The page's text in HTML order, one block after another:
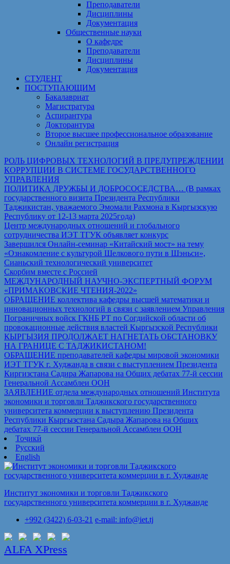
Преподаватели
Дисциплины
Документация
Общественные науки
О кафедре
Преподаватели
Дисциплины
Документация
СТУДЕНТ
ПОСТУПАЮЩИМ
Бакалавриат
Магистратура
Аспирантура
Докторантура
Второе высшее профессиональное образование
Онлайн регистрация
РОЛЬ ЦИФРОВЫХ ТЕХНОЛОГИЙ В ПРЕДУПРЕЖДЕНИИ
КОРРУПЦИИ В СИСТЕМЕ ГОСУДАРСТВЕННОГО
УПРАВЛЕНИЯ
ПОЛИТИКА ДРУЖБЫ И ДОБРОСОСЕДСТВА… (В рамках
государственного визита Президента Республики
Таджикистан, уважаемого Эмомали Рахмона в Кыргызскую
Республику от 12-13 марта 2025года)
Центр международных отношений и глобального
сотрудничества ИЭТ ТГУК объявляет конкурс
Завершился Онлайн-семинар «Китайский мост» на тему
«Ознакомление с культурой Шелкового пути в Шэньси»,
Сианьский технологический университет
Скорбим вместе с Россией
МЕЖДУНАРОДНЫЙ НАУЧНО-ЭКСПЕРТНЫЙ ФОРУМ
«ПРИМАКОВСКИЕ ЧТЕНИЯ-2022»
ОБРАЩЕНИЕ коллектива кафедры высшей математики и
инновационных технологий в связи с заявлением Управления
Пограничных войск ГКНБ РТ по Согдийской области об
провокационные действия властей Кыргызской Республики
КЫРГЫЗИЯ ПРОДОЛЖАЕТ НАГНЕТАТЬ ОБСТАНОВКУ
НА ГРАНИЦЕ С ТАДЖИКИСТАНОМ!
ОБРАЩЕНИЕ преподавателей кафедры мировой экономики
ИЭТ ТГУК г. Худжанда в связи с выступлением Президента
Киргизстана Садира Жапарова на Общих дебатах 77-й сессии
Генеральной Ассамблеи ООН
ЗАЯВЛЕНИЕ отдела международных отношений Института
экономики и торговли Таджикского государственного
университета коммерции к выступлению Президента
Республики Кыргызстана Садыра Жапарова на Общих
дебатах 77-й сессии Генеральной Ассамблеи ООН
Тоҷикӣ
Русский
English
Институт экономики и торговли Таджикского
государственного университета коммерции в г. Худжанде
+992 (3422) 6-03-21 e-mail: info@iet.tj
ALFA XPress